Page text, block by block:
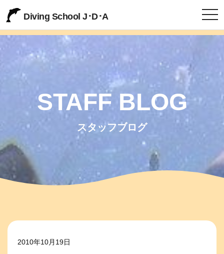
Diving School J･D･A
STAFF BLOG
スタッフブログ
2010年10月19日